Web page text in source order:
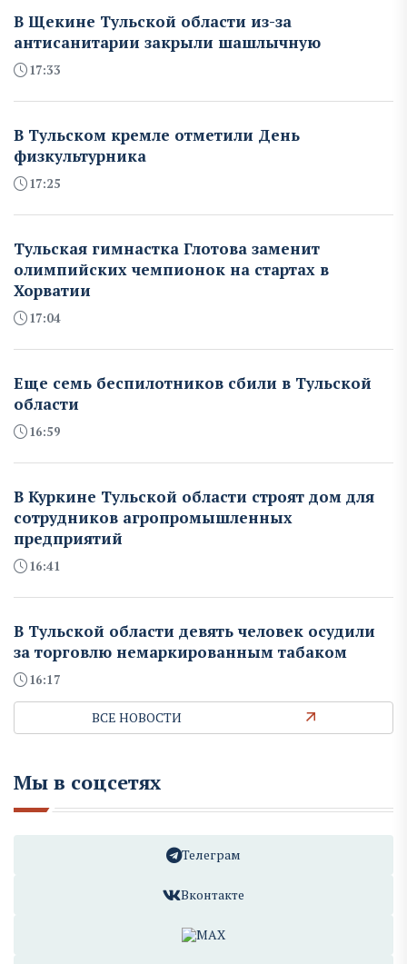
В Щекине Тульской области из-за
антисанитарии закрыли шашлычную
17:33
В Тульском кремле отметили День
физкультурника
17:25
Тульская гимнастка Глотова заменит
олимпийских чемпионок на стартах в
Хорватии
17:04
Еще семь беспилотников сбили в Тульской
области
16:59
В Куркине Тульской области строят дом для
сотрудников агропромышленных
предприятий
16:41
В Тульской области девять человек осудили
за торговлю немаркированным табаком
16:17
ВСЕ НОВОСТИ
Мы в соцсетях
Телеграм
Вконтакте
MAX